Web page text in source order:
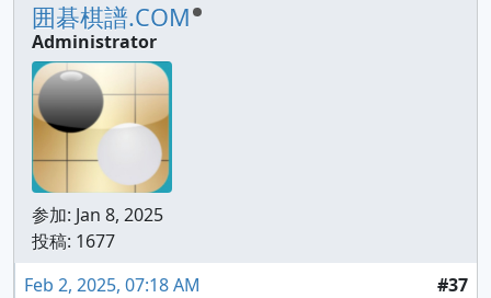
囲碁棋譜.COM
Administrator
参加: Jan 8, 2025
投稿: 1677
Feb 2, 2025, 07:18 AM
#37